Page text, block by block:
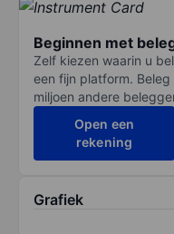
Beginnen met
Zelf kiezen waarin u
een fijn platform.
miljoen andere
Open een
rekening
Grafiek